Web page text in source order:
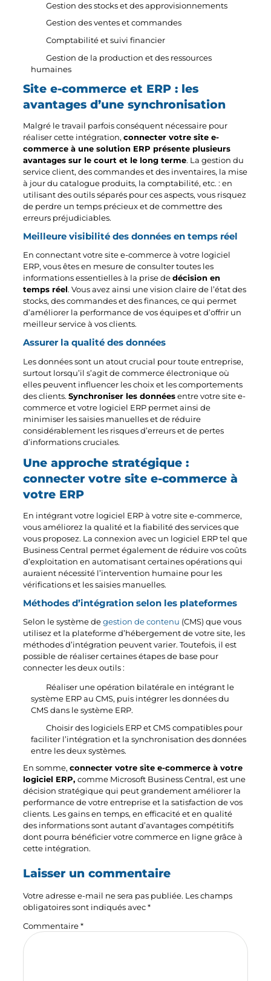
Gestion des stocks et des approvisionnements
Gestion des ventes et commandes
Comptabilité et suivi financier
Gestion de la production et des ressources
humaines
Site e-commerce et ERP : les
avantages d’une synchronisation
Malgré le travail parfois conséquent nécessaire pour
réaliser cette intégration,connecter votre site e-
commerce à une solution ERP présente plusieurs
avantages sur le court et le long terme. La gestion du
service client, des commandes et des inventaires, la mise
à jour du catalogue produits, la comptabilité, etc. : en
utilisant des outils séparés pour ces aspects, vous risquez
de perdre un temps précieux et de commettre des
erreurs préjudiciables.
Meilleure visibilité des données en temps réel
En connectant votre site e-commerce à votre logiciel
ERP, vous êtes en mesure de consulter toutes les
informations essentielles à la prise dedécision en
temps réel. Vous avez ainsi une vision claire de l’état des
stocks, des commandes et des finances, ce qui permet
d’améliorer la performance de vos équipes et d’offrir un
meilleur service à vos clients.
Assurer la qualité des données
Les données sont un atout crucial pour toute entreprise,
surtout lorsqu’il s’agit de commerce électronique où
elles peuvent influencer les choix et les comportements
des clients.Synchroniser les données entre votre site e-
commerce et votre logiciel ERP permet ainsi de
minimiser les saisies manuelles et de réduire
considérablement les risques d’erreurs et de pertes
d’informations cruciales.
Une approche stratégique :
connecter votre site e-commerce à
votre ERP
En intégrant votre logiciel ERP à votre site e-commerce,
vous améliorez la qualité et la fiabilité des services que
vous proposez. La connexion avec un logiciel ERP tel que
Business Central permet également de réduire vos coûts
d’exploitation en automatisant certaines opérations qui
auraient nécessité l’intervention humaine pour les
vérifications et les saisies manuelles.
Méthodes d’intégration selon les plateformes
Selon le système degestion de contenu (CMS) que vous
utilisez et la plateforme d’hébergement de votre site, les
méthodes d’intégration peuvent varier. Toutefois, il est
possible de réaliser certaines étapes de base pour
connecter les deux outils :
Réaliser une opération bilatérale en intégrant le
système ERP au CMS, puis intégrer les données du
CMS dans le système ERP.
Choisir des logiciels ERP et CMS compatibles pour
faciliter l’intégration et la synchronisation des données
entre les deux systèmes.
En somme,connecter votre site e-commerce à votre
logiciel ERP,comme Microsoft Business Central, est une
décision stratégique qui peut grandement améliorer la
performance de votre entreprise et la satisfaction de vos
clients. Les gains en temps, en efficacité et en qualité
des informations sont autant d’avantages compétitifs
dont pourra bénéficier votre commerce en ligne grâce à
cette intégration.
Laisser un commentaire
Votre adresse e-mail ne sera pas publiée. Les champs
obligatoires sont indiqués avec*
Commentaire*